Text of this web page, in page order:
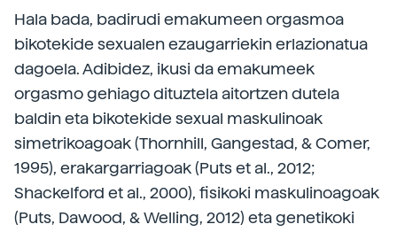
Hala bada, badirudi emakumeen orgasmoa
bikotekide sexualen ezaugarriekin erlazionatua
dagoela. Adibidez, ikusi da emakumeek
orgasmo gehiago dituztela aitortzen dutela
baldin eta bikotekide sexual maskulinoak
simetrikoagoak (Thornhill, Gangestad, & Comer,
1995), erakargarriagoak (Puts et al., 2012;
Shackelford et al., 2000), fisikoki maskulinoagoak
(Puts, Dawood, & Welling, 2012) eta genetikoki